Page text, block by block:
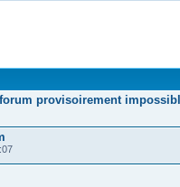
forum provisoirement